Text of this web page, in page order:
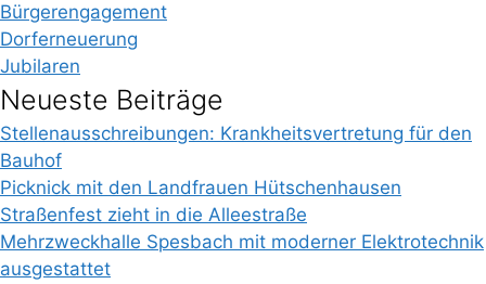
Bürgerengagement
Dorferneuerung
Jubilaren
Neueste Beiträge
Stellenausschreibungen: Krankheitsvertretung für den
Bauhof
Picknick mit den Landfrauen Hütschenhausen
Straßenfest zieht in die Alleestraße
Mehrzweckhalle Spesbach mit moderner Elektrotechnik
ausgestattet